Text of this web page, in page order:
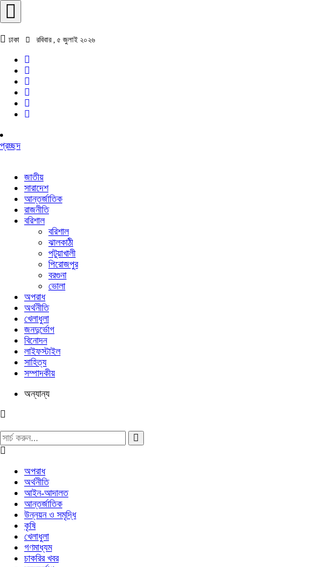
ঢাকা রবিবার , ৫ জুলাই ২০২৬
প্রচ্ছদ
জাতীয়
সারাদেশ
আন্তর্জাতিক
রাজনীতি
বরিশাল
বরিশাল
ঝালকাঠী
পটুয়াখালী
পিরোজপুর
বরগুনা
ভোলা
অপরাধ
অর্থনীতি
খেলাধুলা
জনদুর্ভোগ
বিনোদন
লাইফস্টাইল
সাহিত্য
সম্পাদকীয়
অন্যান্য
অপরাধ
অর্থনীতি
আইন-আদালত
আন্তর্জাতিক
উন্নয়ন ও সমৃদ্ধি
কৃষি
খেলাধুলা
গণমাধ্যম
চাকরির খবর